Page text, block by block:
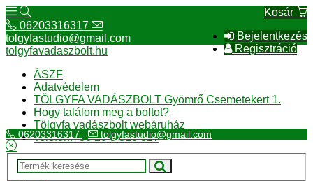
Kosár
Bejelentkezés
Regisztráció
06203316317
tolgyfastudio@gmail.com
tolgyfavadaszbolt.hu
ÁSZF
Adatvédelem
TÖLGYFA VADÁSZBOLT Gyömrő Csemetekert 1.
Hogy találom meg a boltot?
Tölgyfa vadászbolt webáruház
Telefon:+36 20 3 316 317
06203316317 tolgyfastudio@gmail.com